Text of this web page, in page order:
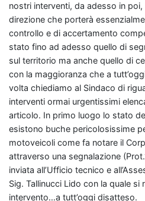
nostri interventi, da adesso in poi,
direzione che porterà
controllo e di accertamento
stato fino ad adesso quello di
sul territorio ma anche quello di
con la maggioranza che a
volta chiediamo al Sindaco di
interventi ormai urgentissimi
articolo. In primo luogo lo stato
esistono buche pericolosissime
motoveicoli come fa notare il
attraverso una segnalazione
inviata all’Ufficio tecnico e
Sig. Tallinucci Lido con la quale si
intervento…a tutt’oggi disatteso.